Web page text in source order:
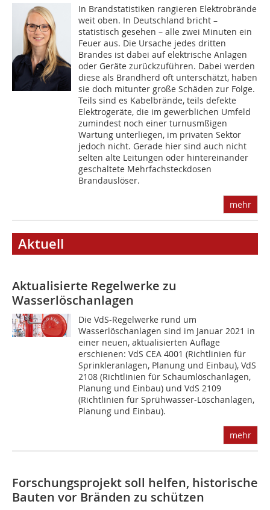
In Brandstatistiken rangieren Elektrobrände
weit oben. In Deutschland bricht –
statistisch gesehen – alle zwei Minuten ein
Feuer aus. Die Ursache jedes dritten
Brandes ist dabei auf elektrische Anlagen
oder Geräte zurückzuführen. Dabei werden
diese als Brandherd oft unterschätzt, haben
sie doch mitunter große Schäden zur Folge.
Teils sind es Kabelbrände, teils defekte
Elektrogeräte, die im gewerblichen Umfeld
zumindest noch einer turnusmßigen
Wartung unterliegen, im privaten Sektor
jedoch nicht. Gerade hier sind auch nicht
selten alte Leitungen oder hintereinander
geschaltete Mehrfachsteckdosen
Brandauslöser.
mehr
Aktuell
Aktualisierte Regelwerke zu
Wasserlöschanlagen
Die VdS-Regelwerke rund um
Wasserlöschanlagen sind im Januar 2021 in
einer neuen, aktualisierten Auflage
erschienen: VdS CEA 4001 (Richtlinien für
Sprinkleranlagen, Planung und Einbau), VdS
2108 (Richtlinien für Schaumlöschanlagen,
Planung und Einbau) und VdS 2109
(Richtlinien für Sprühwasser-Löschanlagen,
Planung und Einbau).
mehr
Forschungsprojekt soll helfen, historische
Bauten vor Bränden zu schützen